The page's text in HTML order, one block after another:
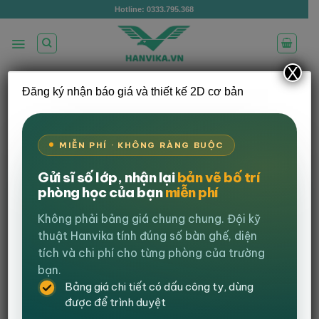
qua
dung
Hotline: 0333.795.368
Hanvika Triển Khai Thành Công Dự Án
Gần 100 Ghế HVK_S06 Cho PTIT
Đăng vào4 Tháng 2, 2026 bởiMai Hương
Views: 607
Đăng ký nhận báo giá và thiết kế 2D cơ bản
MIỄN PHÍ · KHÔNG RÀNG BUỘC
Gửi sĩ số lớp, nhận lạibản vẽ bố trí
phòng học của bạnmiễn phí
Không phải bảng giá chung chung. Đội kỹ
thuật Hanvika tính đúng số bàn ghế, diện
tích và chi phí cho từng phòng của trường
bạn.
Bảng giá chi tiết có dấu công ty, dùng
được để trình duyệt
X